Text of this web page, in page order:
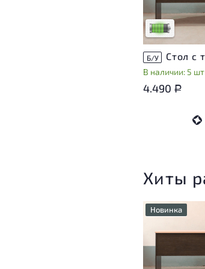
Низкая
Б/У
В наличии: 5 шт
4.490 Р
Хиты
Новинка
использования